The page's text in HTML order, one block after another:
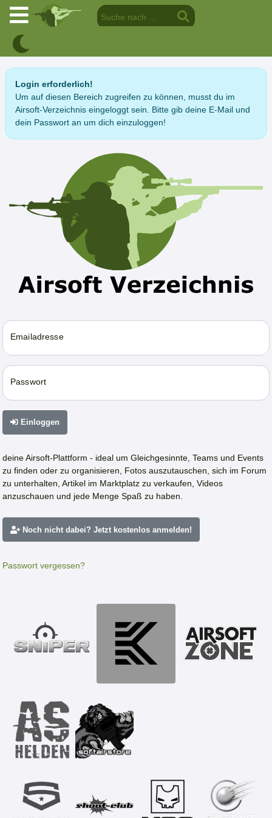
Login erforderlich!
Um auf diesen Bereich zugreifen zu können, musst du im
Airsoft-Verzeichnis eingeloggt sein. Bitte gib deine E-Mail und
dein Passwort an um dich einzuloggen!
Emailadresse
Passwort
Einloggen
deine Airsoft-Plattform - ideal um Gleichgesinnte, Teams und Events
zu finden oder zu organisieren, Fotos auszutauschen, sich im Forum
zu unterhalten, Artikel im Marktplatz zu verkaufen, Videos
anzuschauen und jede Menge Spaß zu haben.
Noch nicht dabei? Jetzt kostenlos anmelden!
Passwort vergessen?